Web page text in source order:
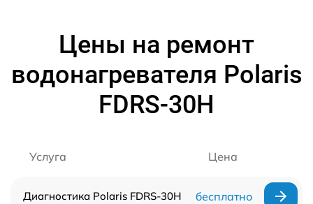
Цены на ремонт
водонагревателя Polaris
FDRS-30H
Услуга Цена
Диагностика Polaris FDRS-30H бесплатно